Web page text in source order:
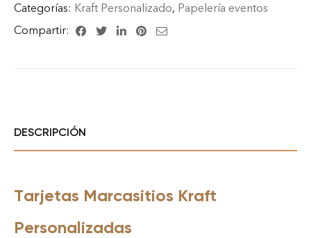
Categorías: Kraft Personalizado, Papelería eventos
Compartir:
DESCRIPCIÓN
Tarjetas Marcasitios Kraft
Personalizadas